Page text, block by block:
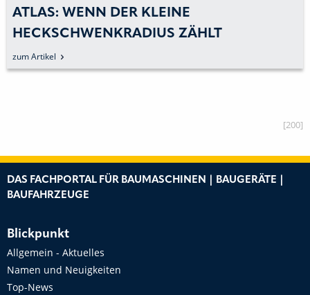
ATLAS: WENN DER KLEINE
HECKSCHWENKRADIUS ZÄHLT
zum Artikel
[200]
DAS FACHPORTAL FÜR BAUMASCHINEN | BAUGERÄTE |
BAUFAHRZEUGE
Blickpunkt
Allgemein - Aktuelles
Namen und Neuigkeiten
Top-News